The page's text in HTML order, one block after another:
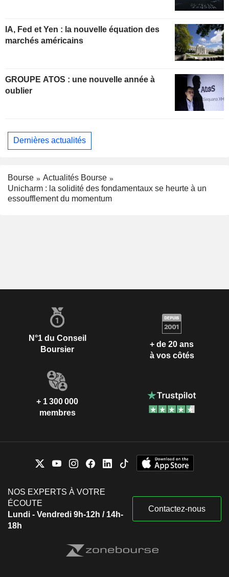
IA, Fed et Yen : la nouvelle équation des
marchés américains
GROUPE ATOS : une nouvelle année à
oublier
Dernières actualités
Bourse
Actualités Bourse
Unicharm : la solidité des fondamentaux se heurte à un
essoufflement du momentum
N°1 du Conseil
Boursier
+ de 20 ans
à vos côtés
+ 1 300 000
membres
NOS EXPERTS À VOTRE
ÉCOUTE
Lundi - Vendredi 9h-12h / 14h-
18h
Contactez-nous